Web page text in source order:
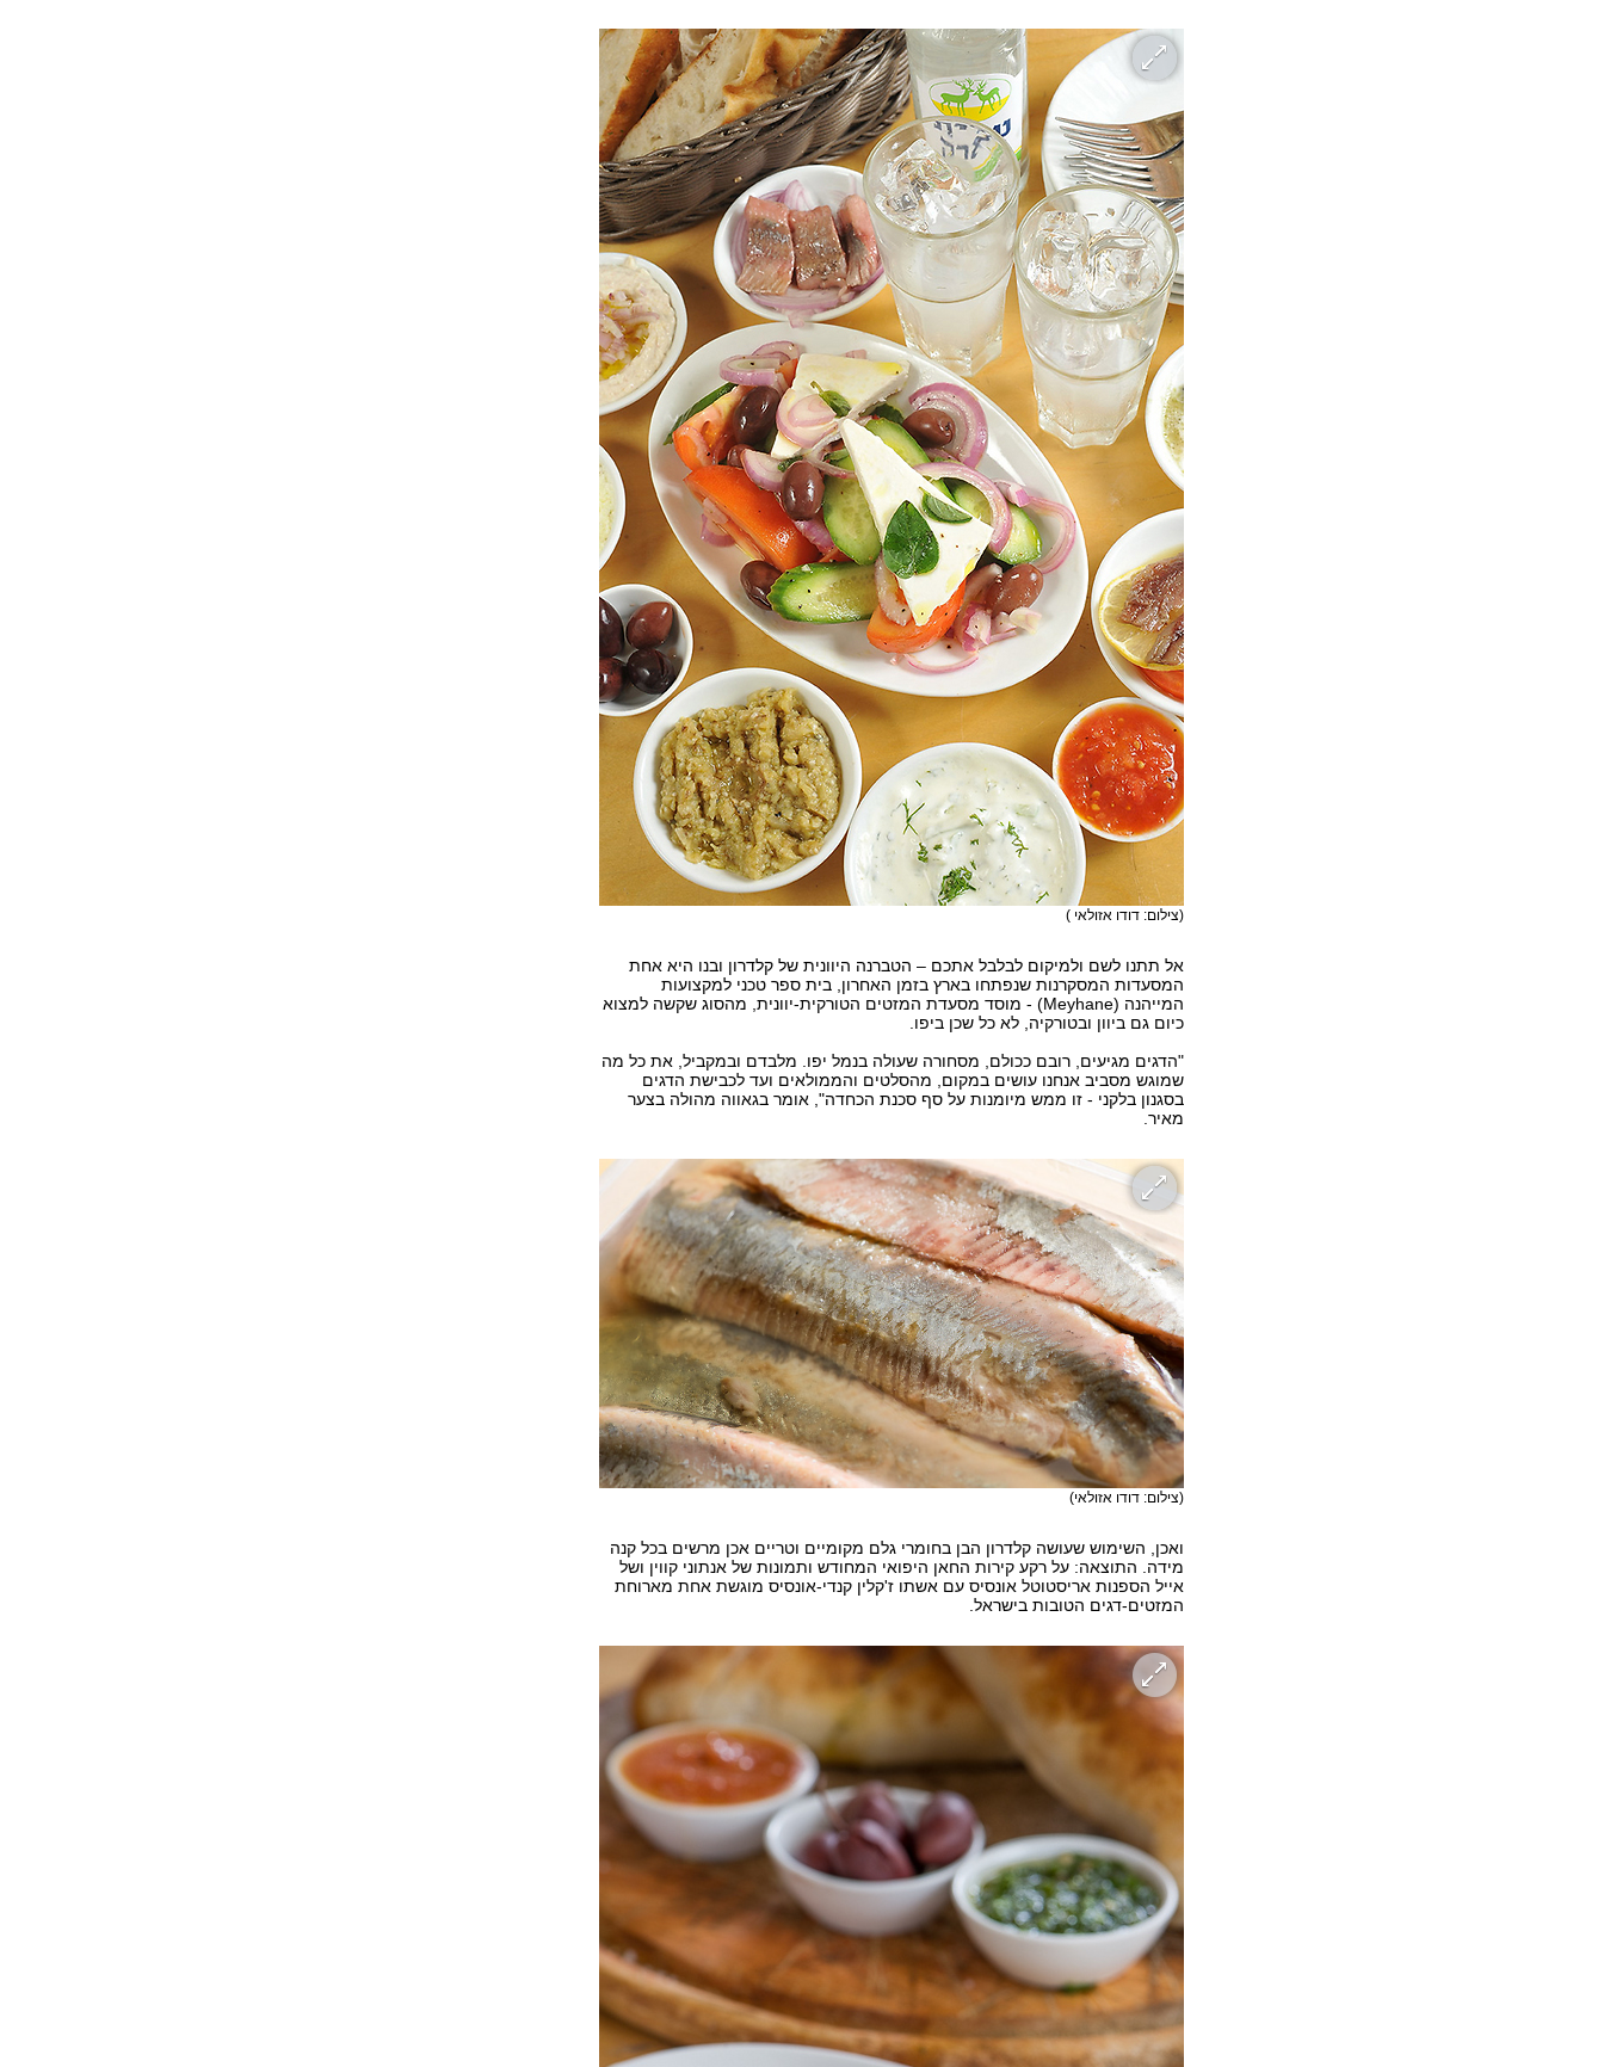
(צילום: דודו אזולאי )
אל תתנו לשם ולמיקום לבלבל אתכם – הטברנה היוונית של קלדרון ובנו היא אחת
המסעדות המסקרנות שנפתחו בארץ בזמן האחרון, בית ספר טכני למקצועות
המייהנה (Meyhane) - מוסד מסעדת המזטים הטורקית-יוונית, מהסוג שקשה למצוא
כיום גם ביוון ובטורקיה, לא כל שכן ביפו.
"הדגים מגיעים, רובם ככולם, מסחורה שעולה בנמל יפו. מלבדם ובמקביל, את כל מה
שמוגש מסביב אנחנו עושים במקום, מהסלטים והממולאים ועד לכבישת הדגים
בסגנון בלקני - זו ממש מיומנות על סף סכנת הכחדה", אומר בגאווה מהולה בצער
מאיר.
(צילום: דודו אזולאי)
ואכן, השימוש שעושה קלדרון הבן בחומרי גלם מקומיים וטריים אכן מרשים בכל קנה
מידה. התוצאה: על רקע קירות החאן היפואי המחודש ותמונות של אנתוני קווין ושל
אייל הספנות אריסטוטל אונסיס עם אשתו ז'קלין קנדי-אונסיס מוגשת אחת מארוחת
המזטים-דגים הטובות בישראל.